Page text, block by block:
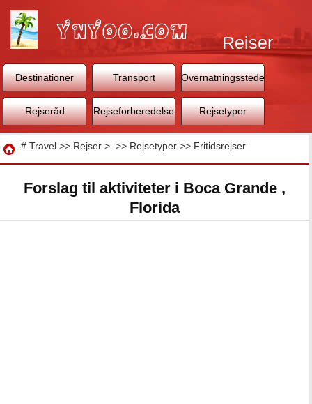
Rejser
Destinationer Transport Overnatningssteder
Rejseråd Rejseforberedelse Rejsetyper
Rejse
# Travel >> Rejser > >> Rejsetyper >> Fritidsrejser
Forslag til aktiviteter i Boca Grande ,
Florida